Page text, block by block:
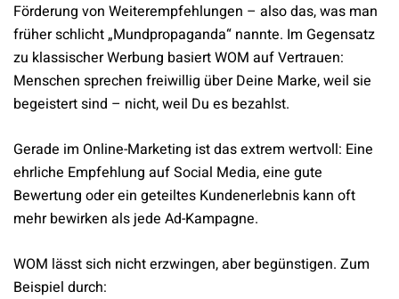
Förderung von Weiterempfehlungen – also das, was man
früher schlicht „Mundpropaganda“ nannte. Im Gegensatz
zu klassischer Werbung basiert WOM auf Vertrauen:
Menschen sprechen freiwillig über Deine Marke, weil sie
begeistert sind – nicht, weil Du es bezahlst.
Gerade im Online-Marketing ist das extrem wertvoll: Eine
ehrliche Empfehlung auf Social Media, eine gute
Bewertung oder ein geteiltes Kundenerlebnis kann oft
mehr bewirken als jede Ad-Kampagne.
WOM lässt sich nicht erzwingen, aber begünstigen. Zum
Beispiel durch: